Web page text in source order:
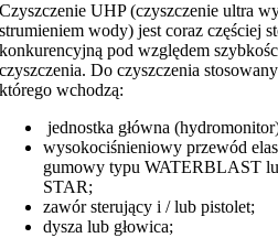
Czyszczenie UHP (czyszczenie ultra
strumieniem wody) jest coraz częściej
konkurencyjną pod względem
czyszczenia. Do czyszczenia
którego wchodzą:
jednostka główna
wysokociśnieniowy przewód
gumowy typu WATERBLAST
STAR;
zawór sterujący i / lub pistolet;
dysza lub głowica;